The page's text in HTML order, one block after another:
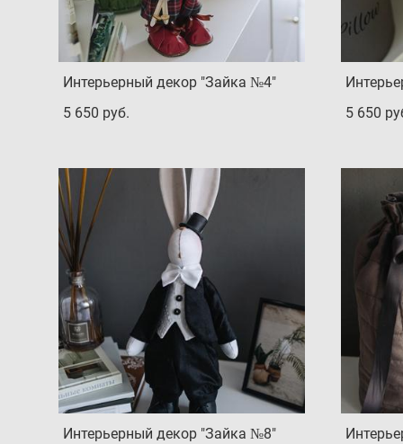
Интерьерный декор "Зайка №4"
5 650 pуб.
5 650
Интерьерный декор "Зайка №8"